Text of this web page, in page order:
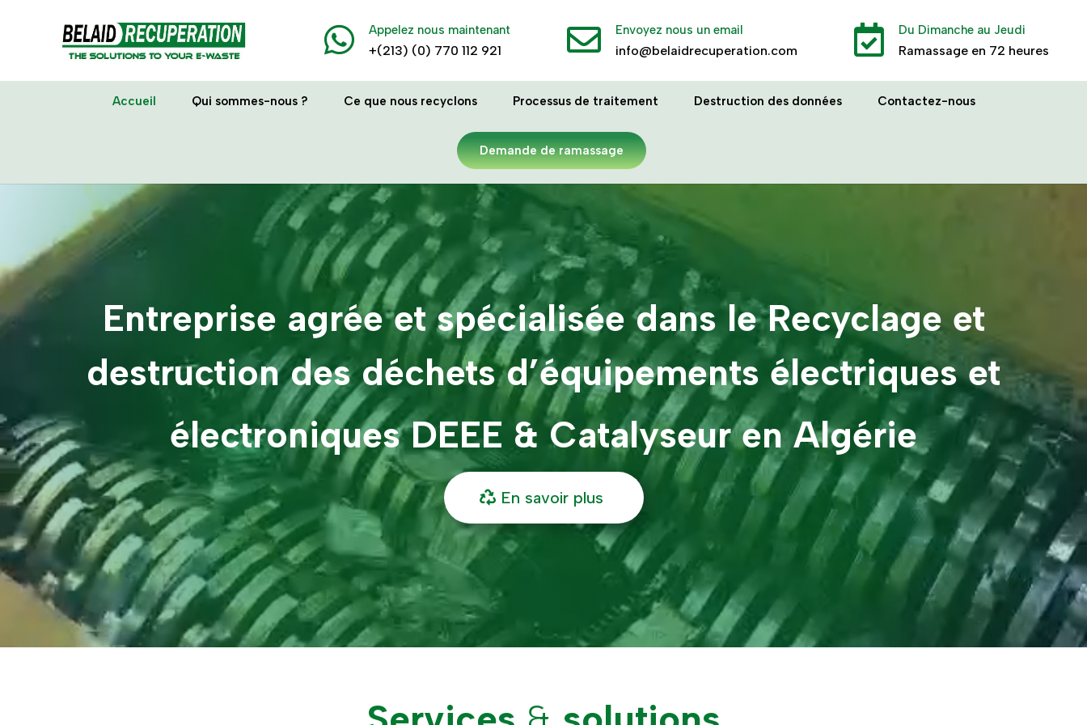
 Appelez nous maintenant
+(213) (0) 770 112 921  Envoyez nous un email
info@belaidrecuperation.com  Du Dimanche au Jeudi
Ramassage en 72 heures
Accueil Qui sommes-nous ? Ce que nous recyclons Processus de traitement Destruction des données Contactez-nous
Demande de ramassage
Entreprise agrée et spécialisée dans le Recyclage et
destruction des déchets d’équipements électriques et
électroniques DEEE & Catalyseur en Algérie
En savoir plus